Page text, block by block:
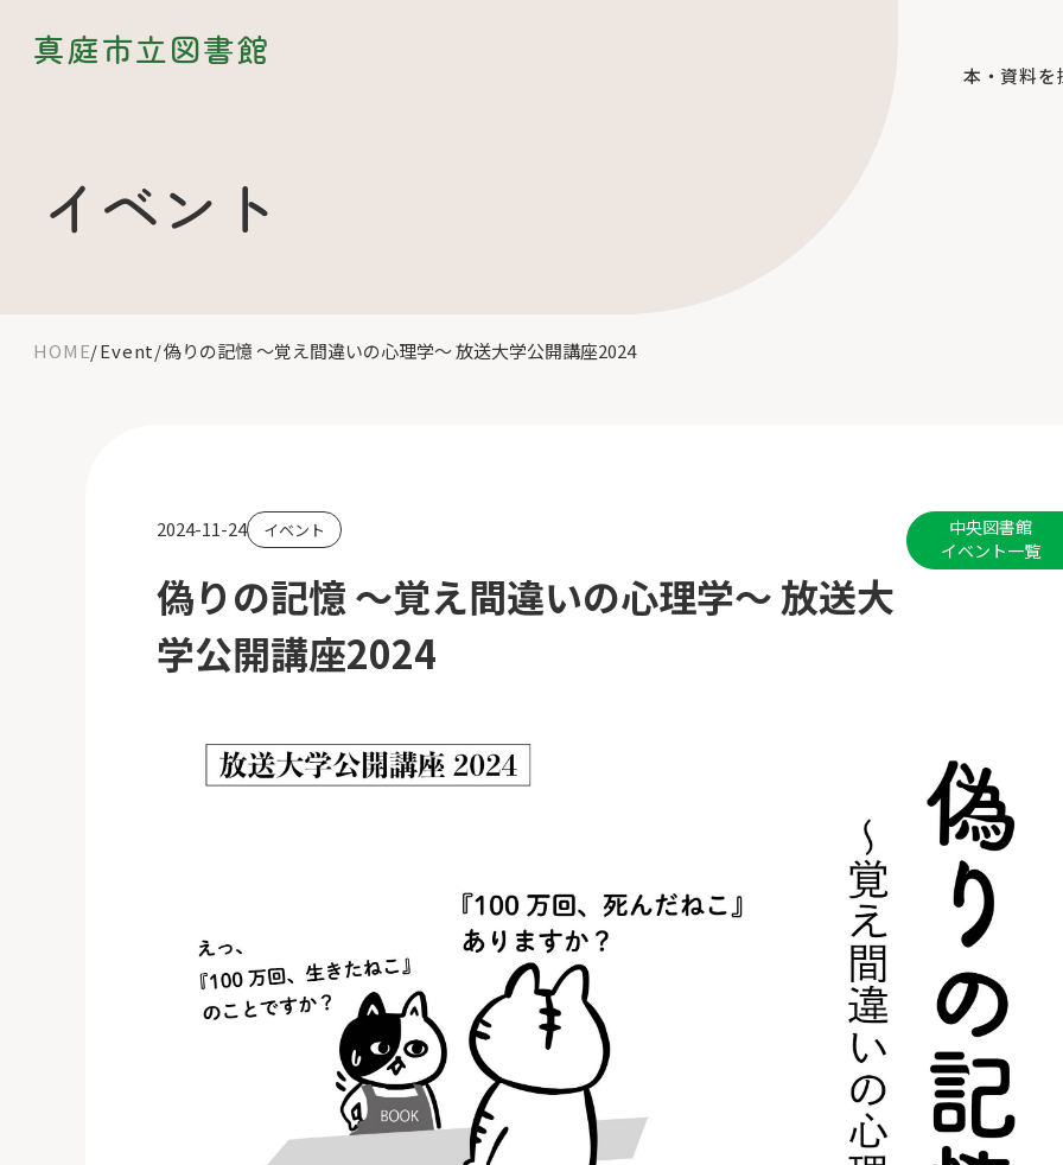
真庭市立図書館
本・資料を
イベント
HOME Event 偽りの記憶 ～覚え間違いの心理学～ 放送大学公開講座2024
2024-11-24 イベント
偽りの記憶 ～覚え間違いの心理学～ 放送大
学公開講座2024
中央図書館
イベント一覧